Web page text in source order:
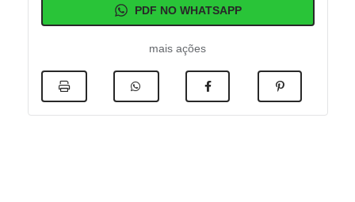
PDF NO WHATSAPP
mais ações